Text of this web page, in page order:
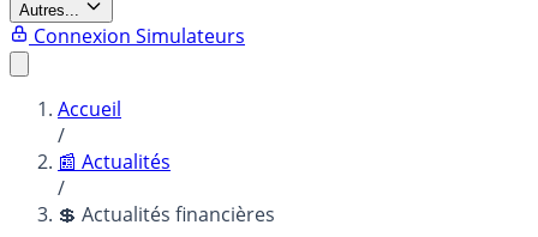
Autres...
Connexion Simulateurs
Accueil
/
📰 Actualités
/
💲 Actualités financières